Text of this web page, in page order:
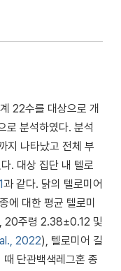
22수를 대상으로 개
분석하였다. 분석
지 나타났고 전체 부
. 대상 집단 내 텔로
과 같다. 닭의 텔로미어
에 대한 평균 텔로미
20주령 2.38±0.12 및
2022), 텔로미어 길
단관백색레그혼 종